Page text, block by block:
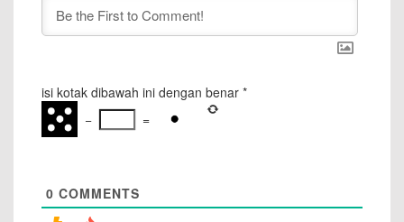
isi kotak dibawah ini dengan benar *
−
=
0 COMMENTS